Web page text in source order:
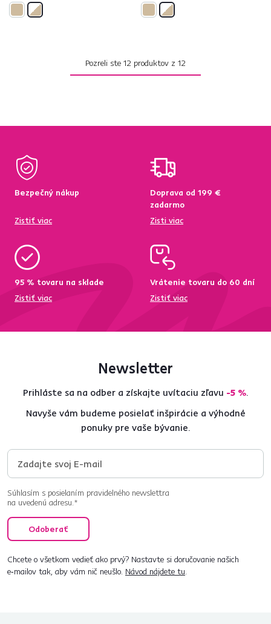
Pozreli ste 12 produktov z 12
Bezpečný nákup
Zistiť viac
Doprava od 199 €
zadarmo
Zisti viac
95 % tovaru na sklade
Zistiť viac
Vrátenie tovaru do 60 dní
Zistiť viac
Newsletter
Prihláste sa na odber a získajte uvítaciu zľavu -5 %.
Navyše vám budeme posielať inšpirácie a výhodné
ponuky pre vaše bývanie.
Súhlasím s posielaním pravidelného newslettra
na uvedenú adresu.*
Odoberať
Chcete o všetkom vedieť ako prvý? Nastavte si doručovanie našich
e‑mailov tak, aby vám nič neušlo. Návod nájdete tu.